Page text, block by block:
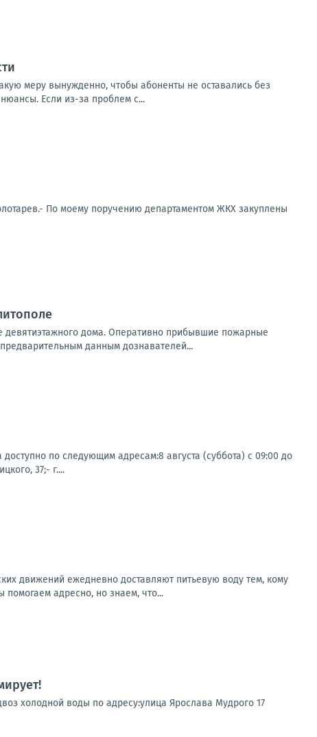
меру вынужденно, чтобы абоненты не оставались без
Если из-за проблем с...
По моему поручению департаментом ЖКХ закуплены
дома. Оперативно прибывшие пожарные
данным дознавателей...
по следующим адресам:8 августа (суббота) с 09:00 до
37;- г....
движений ежедневно доставляют питьевую воду тем, кому
адресно, но знаем, что...
холодной воды по адресу:улица Ярослава Мудрого 17